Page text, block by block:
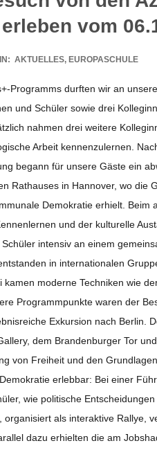
vom
IN: AKTUELLES, EUROPASCHULE
Programms durf­ten wir an
und Schü­ler sowie drei
nah­men drei wei­tere
Arbeit ken­nen­zu­ler­nen.
begann für unsere Gäste ein
Rat­hau­ses in Han­no­ver, wo
Demo­kra­tie erhielt.
und der kul­tu­relle
inten­siv an einem
in inter­na­tio­na­len
kamen moderne Tech­ni­ken wie
Pro­gramm­punkte waren der
Exkur­sion nach Ber­lin.
dem Bran­den­bur­ger Tor
von Frei­heit und den
erleb­bar: Bei einer
wie poli­ti­sche
orga­ni­siert als inter­ak­tive
dazu erhiel­ten die am